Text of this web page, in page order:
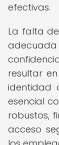
efectivas.
La falta
resultar
identidad
esencial
robustos,
acceso